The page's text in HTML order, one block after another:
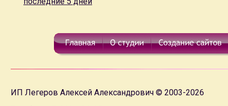
ИП Легеров Алексей Александрович © 2003-2026